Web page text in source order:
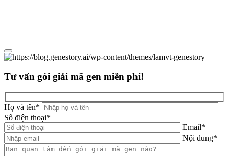
Tư vấn gói giải mã gen miễn phí!
Họ và tên*
Số điện thoại*
Email*
Nội dung*